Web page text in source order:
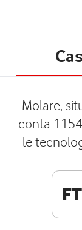
Molare,
conta
le